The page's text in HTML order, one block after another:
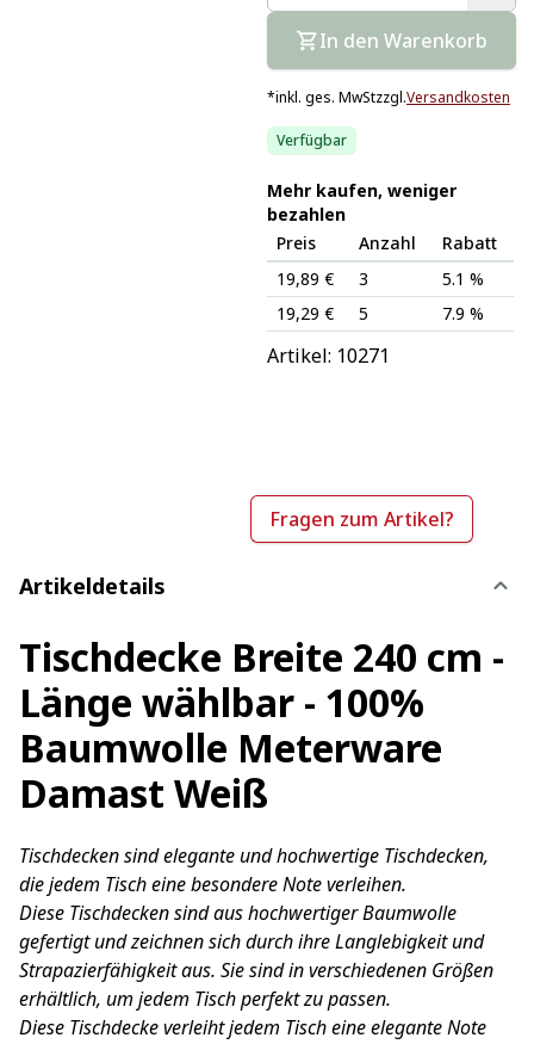
In den Warenkorb
*inkl. ges. MwStzzgl.Versandkosten
Verfügbar
Mehr kaufen, weniger
bezahlen
Preis
Anzahl
Rabatt
19,89 €
3
5.1 %
19,29 €
5 7.9 %
Artikel: 10271
Fragen zum Artikel?
Artikeldetails
Tischdecke Breite 240 cm -
Länge wählbar - 100%
Baumwolle Meterware
Damast Weiß
Tischdecken sind elegante und hochwertige Tischdecken,
die jedem Tisch eine besondere Note verleihen.
Diese Tischdecken sind aus hochwertiger Baumwolle
gefertigt und zeichnen sich durch ihre Langlebigkeit und
Strapazierfähigkeit aus. Sie sind in verschiedenen Größen
erhältlich, um jedem Tisch perfekt zu passen.
Diese Tischdecke verleiht jedem Tisch eine elegante Note